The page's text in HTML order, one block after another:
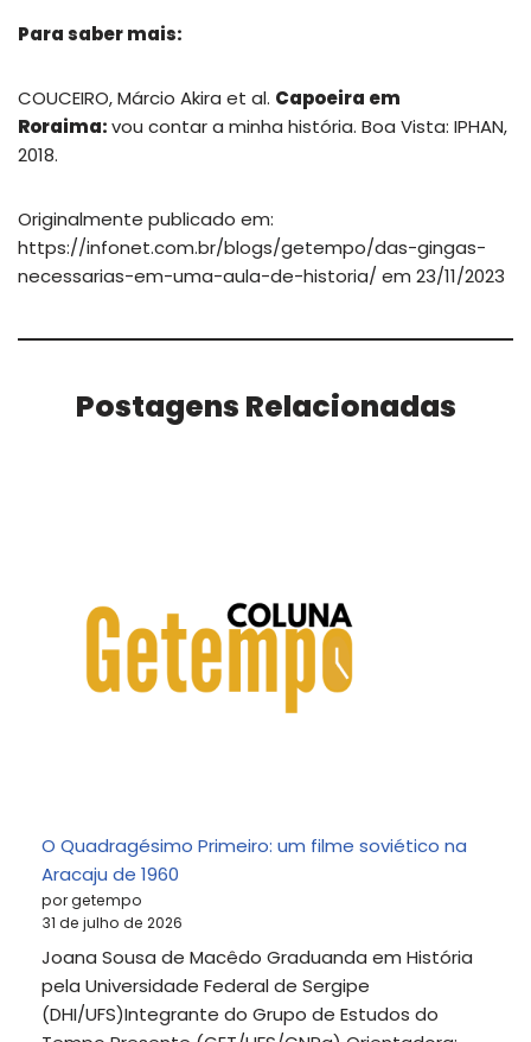
Para saber mais:
COUCEIRO, Márcio Akira et al. Capoeira em
Roraima:vou contar a minha história. Boa Vista: IPHAN,
2018.
Originalmente publicado em:
https://infonet.com.br/blogs/getempo/das-gingas-
necessarias-em-uma-aula-de-historia/ em 23/11/2023
Postagens Relacionadas
O Quadragésimo Primeiro: um filme soviético na
Aracaju de 1960
por getempo
31 de julho de 2026
Joana Sousa de Macêdo Graduanda em História
pela Universidade Federal de Sergipe
(DHI/UFS)Integrante do Grupo de Estudos do